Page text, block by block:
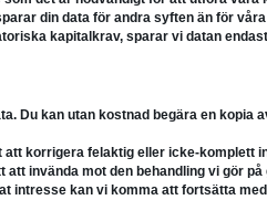
din data för andra syften än för
kapitalkrav, sparar vi datan
Du kan utan kostnad begära en
att korrigera felaktig eller icke-komplett
att invända mot den behandling vi gör
intresse kan vi komma att fortsätta